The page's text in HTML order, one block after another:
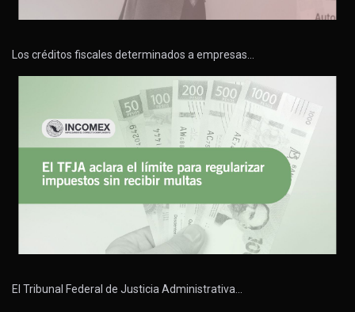
Los créditos fiscales determinados a empresas…
El Tribunal Federal de Justicia Administrativa…